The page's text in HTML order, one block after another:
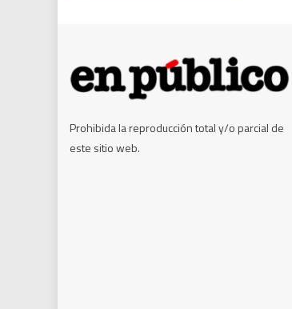
Prohibida la reproducción total y/o parcial de
este sitio web.